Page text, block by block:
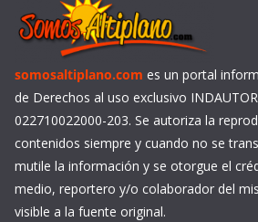
somosaltiplano.com es un portal
de Derechos al uso exclusivo
022710022000-203. Se autoriza la
contenidos siempre y cuando no se
mutile la información y se otorgue el
medio, reportero y/o colaborador del
visible a la fuente original.